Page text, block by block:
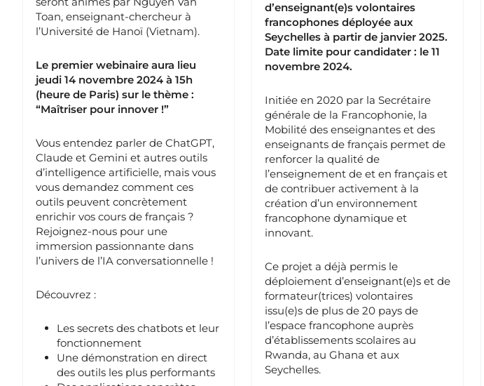
Toan, enseignant-chercheur à
l’Université de Hanoï (Vietnam).
Le premier webinaire aura lieu
jeudi 14 novembre 2024 à 15h
(heure de Paris) sur le thème :
“Maîtriser pour innover !”
Vous entendez parler de ChatGPT,
Claude et Gemini et autres outils
d’intelligence artificielle, mais vous
vous demandez comment ces
outils peuvent concrètement
enrichir vos cours de français ?
Rejoignez-nous pour une
immersion passionnante dans
l’univers de l’IA conversationnelle !
Découvrez :
Les secrets des chatbots et leur
fonctionnement
Une démonstration en direct
des outils les plus performants
d’enseignant(e)s volontaires
francophones déployée aux
Seychelles à partir de janvier 2025.
Date limite pour candidater : le 11
novembre 2024.
Initiée en 2020 par la Secrétaire
générale de la Francophonie, la
Mobilité des enseignantes et des
enseignants de français permet de
renforcer la qualité de
l’enseignement de et en français et
de contribuer activement à la
création d’un environnement
francophone dynamique et
innovant.
Ce projet a déjà permis le
déploiement d’enseignant(e)s et de
formateur(trices) volontaires
issu(e)s de plus de 20 pays de
l’espace francophone auprès
d’établissements scolaires au
Rwanda, au Ghana et aux
Seychelles.